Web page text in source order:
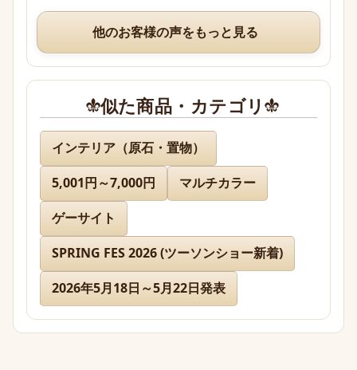
いつも、丁寧な梱包や手書きのメッセージ、そして
素敵なオマケまでありがとうございますm(*_ _)m
名無し 様
先日通販を利用させて頂きましたが迅速に対応、お
送り下さりまして有難うございました。
どのお品物も画像で見た以上に美しく、お迎えでき
て本当に嬉しかったです。
また、丁寧であたたかいお手紙やプレゼントまで同
封下さり有難うございました！感激致しました。
また今後とも利用させて頂きたく染み入りました。
他のお客様の声をもっと見る
似た商品・カテゴリ
インテリア（原石・置物）
5,001円～7,000円
マルチカラー
ゲーサイト
SPRING FES 2026 (ツーソンショー新着)
2026年5月18日～5月22日発表